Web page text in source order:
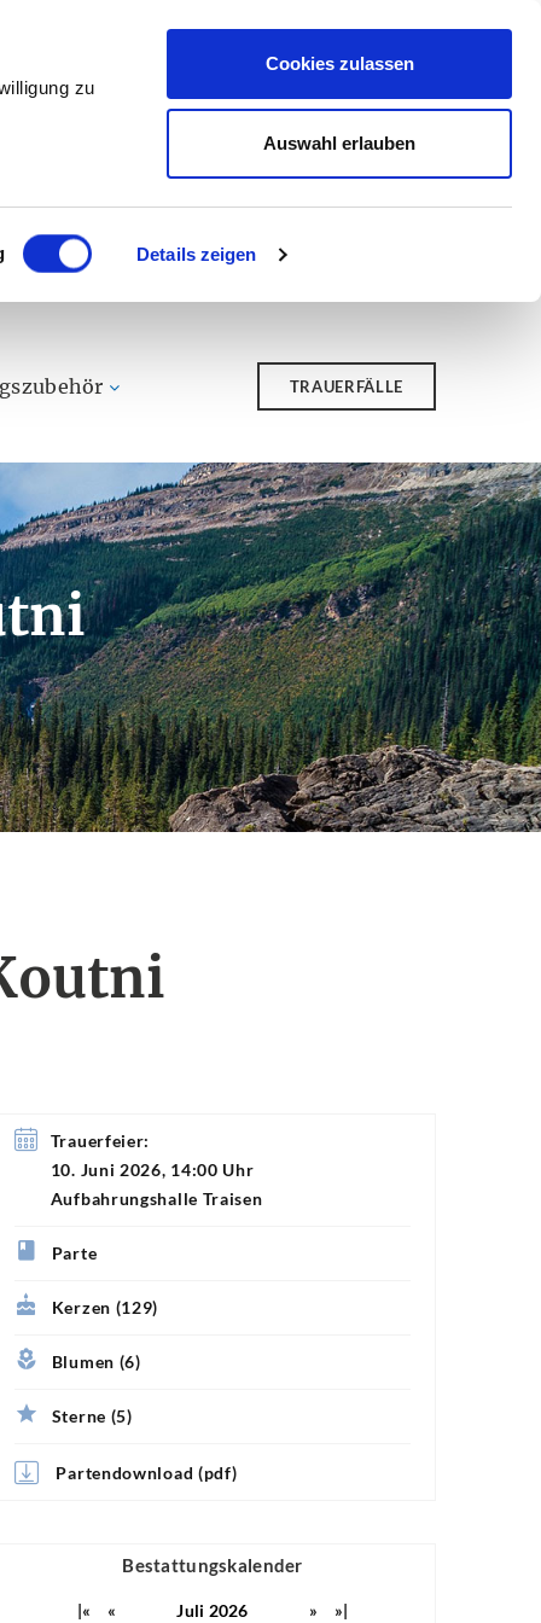
zu
Details zeigen
Cookies zulassen
Auswahl erlauben
TRAUERFÄLLE
Trauerfeier:
10. Juni 2026, 14:00 Uhr
Aufbahrungshalle Traisen
Parte
Kerzen (129)
Blumen (6)
Sterne (5)
Partendownload (pdf)
Bestattungskalender
|« « Juli 2026 » »|